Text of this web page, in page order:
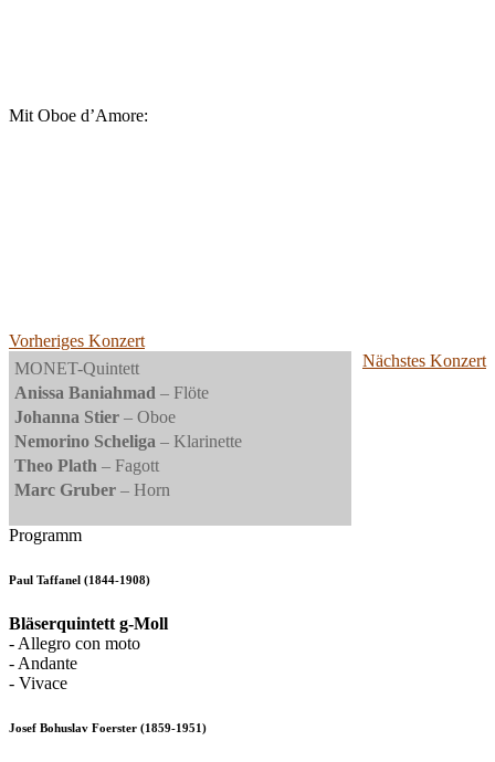
Mit Oboe d’Amore:
Vorheriges Konzert
Nächstes Konzert
MONET-Quintett
Anissa Baniahmad – Flöte
Johanna Stier – Oboe
Nemorino Scheliga – Klarinette
Theo Plath – Fagott
Marc Gruber – Horn
Programm
Paul Taffanel (1844-1908)
Bläserquintett g-Moll
- Allegro con moto
- Andante
- Vivace
Josef Bohuslav Foerster (1859-1951)